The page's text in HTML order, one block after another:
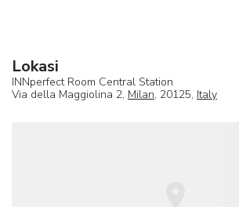
Lokasi
INNperfect Room Central Station
Via della Maggiolina 2, Milan, 20125, Italy